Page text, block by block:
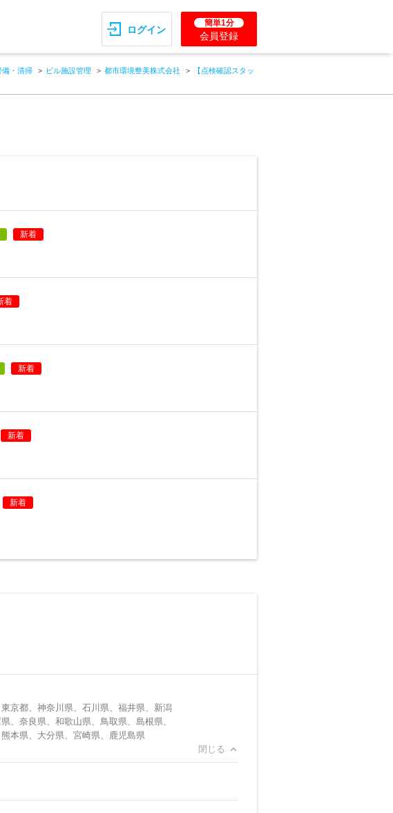
ログイン
簡単1分
会員登録
備・清掃 ビル施設管理 都市環境整美株式会社
【点検確認スタッ
新着
着
新着
新着
新着
京都、神奈川県、石川県、福井県、新潟
、奈良県、和歌山県、鳥取県、島根県、
本県、大分県、宮崎県、鹿児島県
閉じる